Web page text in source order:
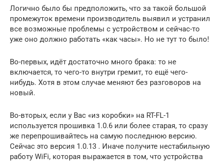
Логично было бы предположить, что за такой большой
промежуток времени производитель выявил и устранил
все возможные проблемы с устройством и сейчас-то
уже оно должно работать «как часы». Но не тут то было!
Во-первых, идёт достаточно много брака: то не
включается, то чего-то внутри гремит, то ещё чего-
нибудь. Хотя в этом случае меняют без разговоров на
новый.
Во-вторых, если у Вас «из коробки» на RT-FL-1
используется прошивка 1.0.6 или более старая, то сразу
же перепрошивайтесь на самую последнюю версию.
Сейчас это версия 1.0.13 . Иначе получите нестабильную
работу WiFi, которая выражается в том, что устройства